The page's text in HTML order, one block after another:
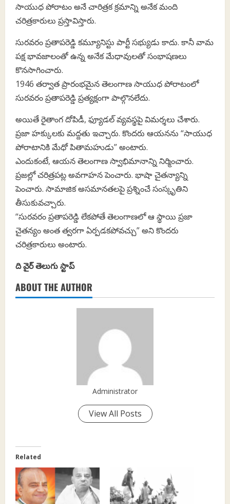
సాయుధ పోరాటం అనే చారిత్రక క్రమాన్ని అనేక మంది
చరిత్రకారులు ప్రస్తావిస్తారు.
సురవరం ప్రతాపరెడ్డి కమ్యూనిస్టు పార్టీ సభ్యుడు కాదు. కానీ వామ
పక్ష భావజాలంతో ఉన్న అనేక మేధావులతో సంభాషణలు
కొనసాగించారు.
1946 తర్వాత ప్రారంభమైన తెలంగాణ సాయుధ పోరాటంలో
సురవరం ప్రతాపరెడ్డి ప్రత్యక్షంగా పాల్గొనలేదు.
అయితే రైతాంగ దోపిడీ, ఫ్యూడల్ వ్యవస్థపై విమర్శలు చేశారు.
ప్రజా హక్కులకు మద్దతు ఇచ్చారు. కొందరు ఆయనను “సాయుధ
పోరాటానికి మేధో పితామహుడు” అంటారు.
ఎందుకంటే, ఆయన తెలంగాణ స్వాభిమానాన్ని నిర్మించారు.
ప్రజల్లో చరిత్రపట్ల అవగాహన పెంచారు. భాషా చైతన్యాన్ని
పెంచారు. సామాజిక అసమానతలపై ప్రశ్నించే సంస్కృతిని
తీసుకువచ్చారు.
“సురవరం ప్రతాపరెడ్డి లేకపోతే తెలంగాణలో ఆ స్థాయి ప్రజా
చైతన్యం అంత త్వరగా ఏర్పడకపోవచ్చు” అని కొందరు
చరిత్రకారులు అంటారు.
ది వైర్ తెలుగు స్టాప్
ABOUT THE AUTHOR
Administrator
View All Posts
Related